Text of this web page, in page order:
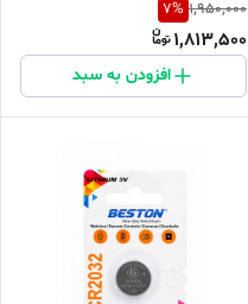
3700mwh
1,950,000
7%
1,813,500
افزودن به سبد